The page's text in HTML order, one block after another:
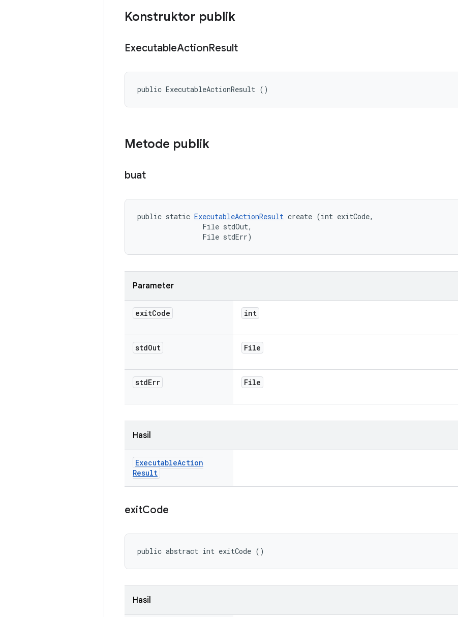
Konstruktor publik
ExecutableActionResult
public ExecutableActionResult ()
Metode publik
buat
public static ExecutableActionResult create (int exitCode,
                File stdOut,
                File stdErr)
Parameter
exitCode int
stdOut File
stdErr File
Hasil
ExecutableAction
Result
exitCode
public abstract int exitCode ()
Hasil